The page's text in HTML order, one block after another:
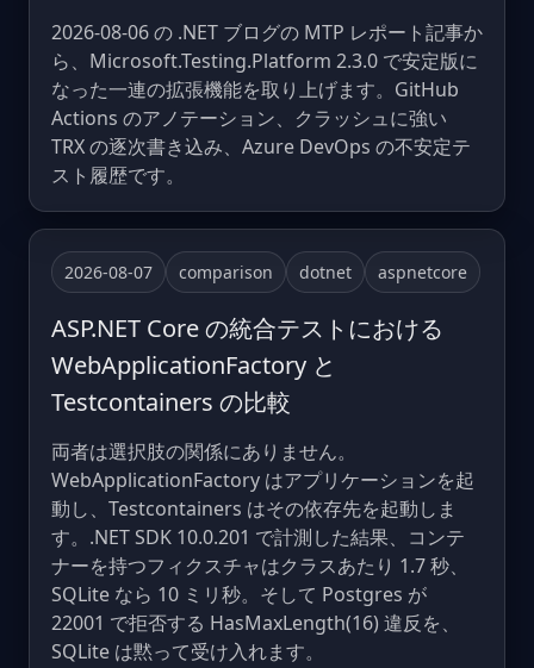
2026-08-06 の .NET ブログの MTP レポート記事か
ら、Microsoft.Testing.Platform 2.3.0 で安定版に
なった一連の拡張機能を取り上げます。GitHub
Actions のアノテーション、クラッシュに強い
TRX の逐次書き込み、Azure DevOps の不安定テ
スト履歴です。
2026-08-07 comparison dotnet aspnetcore
ASP.NET Core の統合テストにおける
WebApplicationFactory と
Testcontainers の比較
両者は選択肢の関係にありません。
WebApplicationFactory はアプリケーションを起
動し、Testcontainers はその依存先を起動しま
す。.NET SDK 10.0.201 で計測した結果、コンテ
ナーを持つフィクスチャはクラスあたり 1.7 秒、
SQLite なら 10 ミリ秒。そして Postgres が
22001 で拒否する HasMaxLength(16) 違反を、
SQLite は黙って受け入れます。